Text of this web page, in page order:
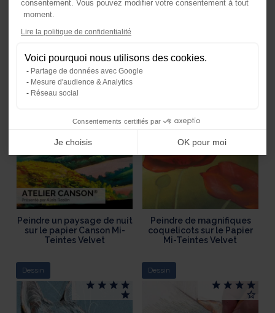
Dessiner un arbre à l’encre
Pastel
Peindre un paysage de nuit
sur le papier Canson Mi-
Teintes Velvet
Peindre de magnifiques
coquelicots sur le Papier
Mi-Teintes Velvet
Dessin Dessin
consentement. Vous pouvez modifier votre consentement à tout
moment.
Lire la politique de confidentialité
Voici pourquoi nous utilisons des cookies.
Partage de données avec Google
Mesure d'audience & Analytics
Réseau social
Consentements certifiés par
Je choisis OK pour moi
Axeptio consent
Notre plateforme vous permet